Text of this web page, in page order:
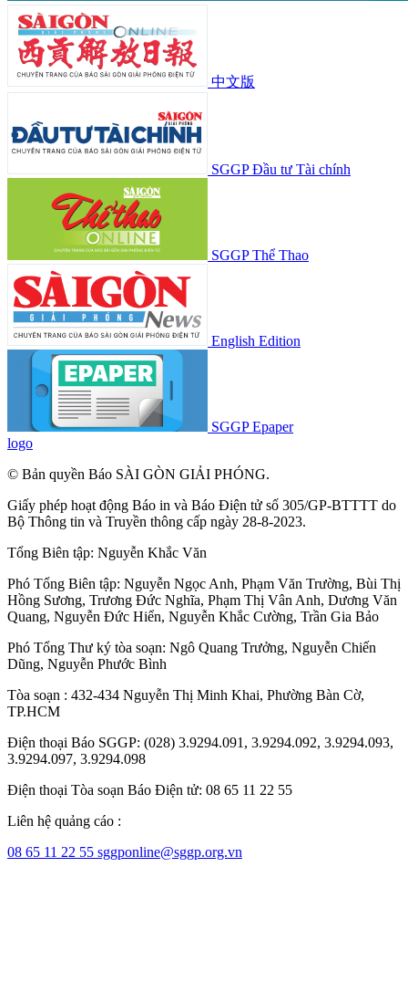
中文版
SGGP Đầu tư Tài chính
SGGP Thể Thao
English Edition
SGGP Epaper
logo
© Bản quyền Báo SÀI GÒN GIẢI PHÓNG.
Giấy phép hoạt động Báo in và Báo Điện tử số 305/GP-BTTTT do
Bộ Thông tin và Truyền thông cấp ngày 28-8-2023.
Tổng Biên tập: Nguyễn Khắc Văn
Phó Tổng Biên tập: Nguyễn Ngọc Anh, Phạm Văn Trường, Bùi Thị
Hồng Sương, Trương Đức Nghĩa, Phạm Thị Vân Anh, Dương Văn
Quang, Nguyễn Đức Hiển, Nguyễn Khắc Cường, Trần Gia Bảo
Phó Tổng Thư ký tòa soạn: Ngô Quang Trưởng, Nguyễn Chiến
Dũng, Nguyễn Phước Bình
Tòa soạn : 432-434 Nguyễn Thị Minh Khai, Phường Bàn Cờ,
TP.HCM
Điện thoại Báo SGGP: (028) 3.9294.091, 3.9294.092, 3.9294.093,
3.9294.097, 3.9294.098
Điện thoại Tòa soạn Báo Điện tử: 08 65 11 22 55
Liên hệ quảng cáo :
08 65 11 22 55 sggponline@sggp.org.vn